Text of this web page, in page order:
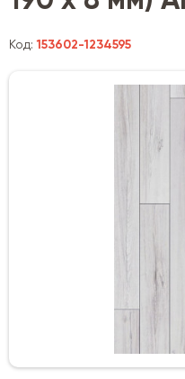
Код:153602-1234595